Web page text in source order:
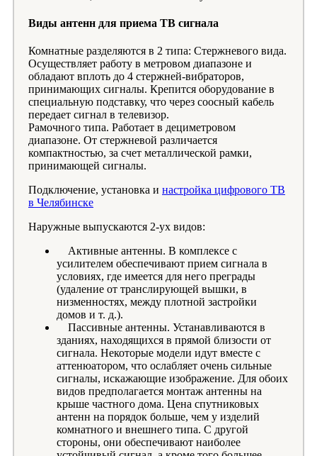
Виды антенн для приема ТВ сигнала
Комнатные разделяются в 2 типа: Стержневого вида.
Осуществляет работу в метровом диапазоне и
обладают вплоть до 4 стержней-вибраторов,
принимающих сигналы. Крепится оборудование в
специальную подставку, что через соосный кабель
передает сигнал в телевизор.
Рамочного типа. Работает в дециметровом
диапазоне. От стержневой различается
компактностью, за счет металлической рамки,
принимающей сигналы.
Подключение, установка и настройка цифрового ТВ
в Челябинске
Наружные выпускаются 2-ух видов:
Активные антенны. В комплексе с
усилителем обеспечивают прием сигнала в
условиях, где имеется для него преграды
(удаление от транслирующей вышки, в
низменностях, между плотной застройки
домов и т. д.).
Пассивные антенны. Устанавливаются в
зданиях, находящихся в прямой близости от
сигнала. Некоторые модели идут вместе с
аттенюатором, что ослабляет очень сильные
сигналы, искажающие изображение. Для обоих
видов предполагается монтаж антенны на
крыше частного дома. Цена спутниковых
антенн на порядок больше, чем у изделий
комнатного и внешнего типа. С другой
стороны, они обеспечивают наиболее